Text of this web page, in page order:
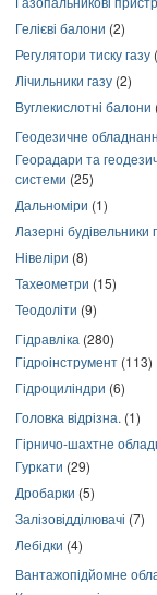
Гелієві балони (2)
Регулятори тиску газу
Лічильники газу (2)
Вуглекислотні балони
Геодезичне
Георадари та
системи (25)
Дальноміри (1)
Лазерні
Нівеліри (8)
Тахеометри (15)
Теодоліти (9)
Гідравліка (280)
Гідроінструмент (113)
Гідроциліндри (6)
Головка відрізна. (1)
Гірничо-шахтне
Гуркати (29)
Дробарки (5)
Залізовідділювачі (7)
Лебідки (4)
Вантажопідйомне